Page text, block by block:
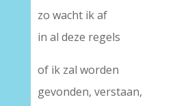
zo wacht ik af
in al deze regels
of ik zal worden
gevonden, verstaan,